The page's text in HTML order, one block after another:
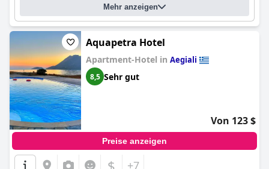
Mehr anzeigen
Aquapetra Hotel
Apartment-Hotel in Aegiali
8,5 Sehr gut
Von 123 $
Preise anzeigen
$ +7